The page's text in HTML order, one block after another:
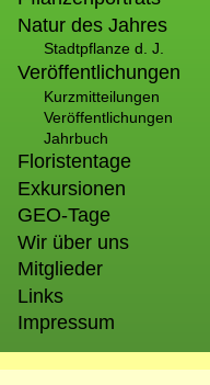
Natur des Jahres
Stadtpflanze d. J.
Veröffentlichungen
Kurzmitteilungen
Veröffentlichungen
Jahrbuch
Floristentage
Exkursionen
GEO-Tage
Wir über uns
Mitglieder
Links
Impressum